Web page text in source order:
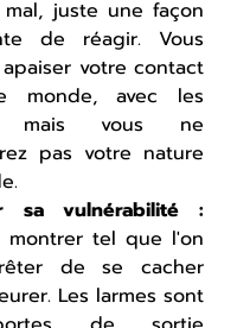
juste une façon
de réagir. Vous
votre contact
monde, avec les
mais vous ne
pas votre nature
montrer tel que l'on
de se cacher
Les larmes sont